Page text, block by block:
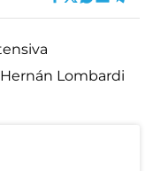
Hernán Lombardi